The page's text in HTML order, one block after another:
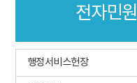
전자민원
행정서비스헌장